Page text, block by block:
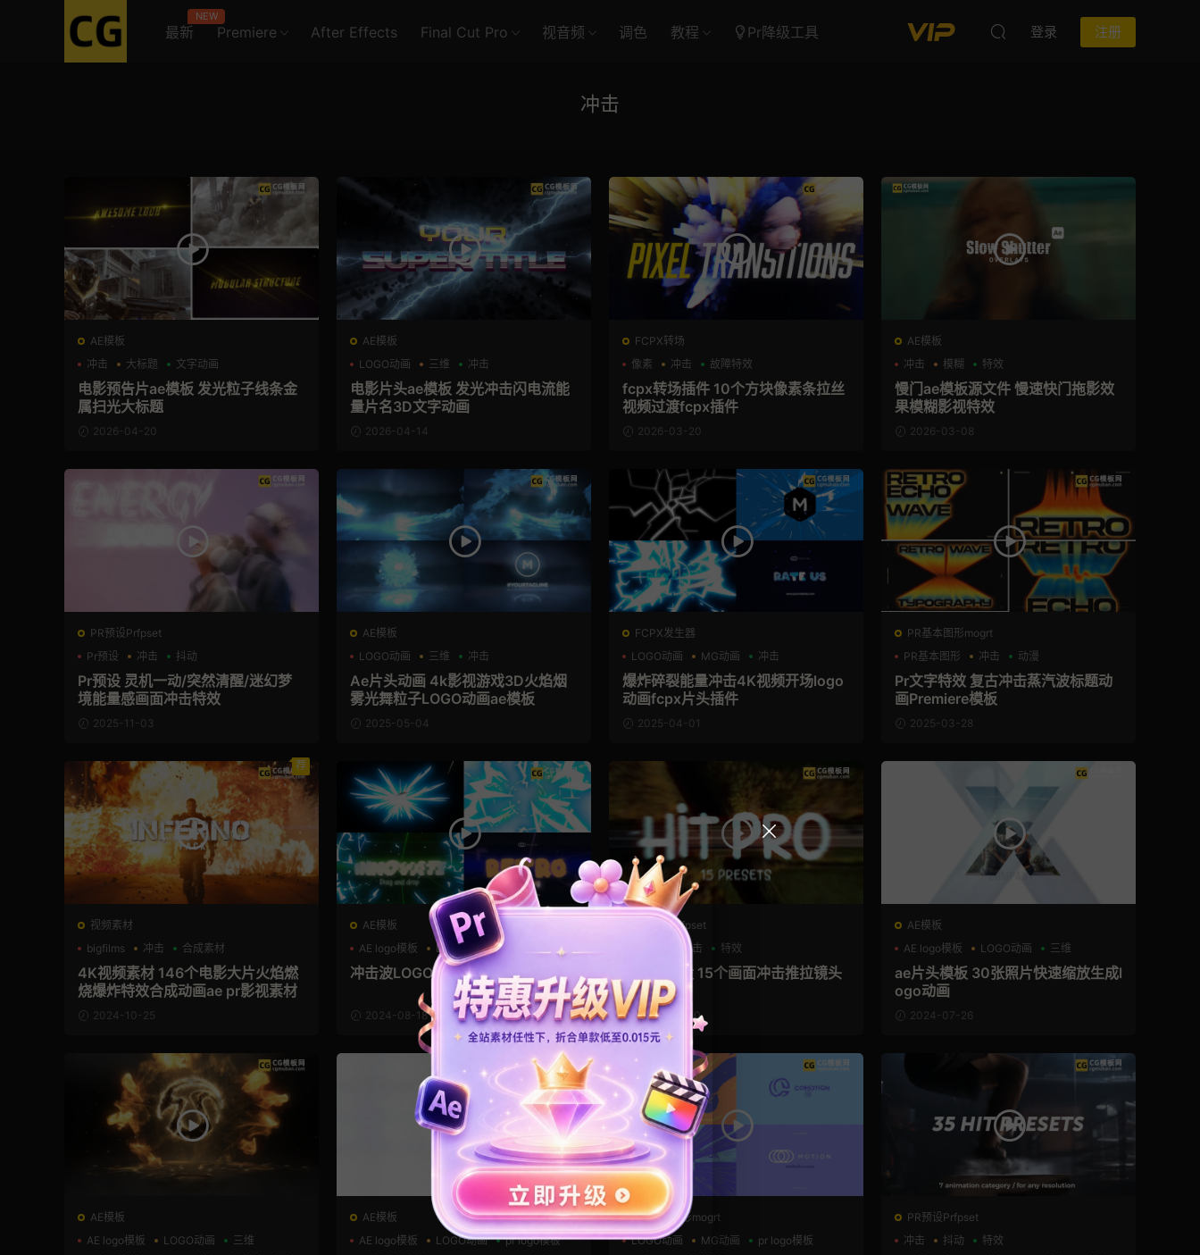
最新
NEW
Premiere After Effects Final Cut Pro 视音频 调色 教程 Pr降级工具 登录 注册
冲击
AE模板
冲击
大标题 文字动画
电影预告片ae模板 发光粒子线条金
属扫光大标题
2026-04-20
AE模板
LOGO动画
三维 冲击
电影片头ae模板 发光冲击闪电流能
量片名3D文字动画
2026-04-14
FCPX转场
像素
冲击 故障特效
fcpx转场插件 10个方块像素条拉丝
视频过渡fcpx插件
2026-03-20
AE模板
冲击
模糊 特效
慢门ae模板源文件 慢速快门拖影效
果模糊影视特效
2026-03-08
PR预设Prfpset
Pr预设
冲击 抖动
Pr预设 灵机一动/突然清醒/迷幻梦
境能量感画面冲击特效
2025-11-03
AE模板
LOGO动画
三维 冲击
Ae片头动画 4k影视游戏3D火焰烟
雾光舞粒子LOGO动画ae模板
2025-05-04
FCPX发生器
LOGO动画
MG动画 冲击
爆炸碎裂能量冲击4K视频开场logo
动画fcpx片头插件
2025-04-01
PR基本图形mogrt
PR基本图形
冲击 动漫
Pr文字特效 复古冲击蒸汽波标题动
画Premiere模板
2025-03-28
视频素材
bigfilms
冲击 合成素材
4K视频素材 146个电影大片火焰燃
烧爆炸特效合成动画ae pr影视素材
2024-10-25
荐
AE模板
AE logo模板
LOGO动画
冲击波LOGO片头动画ae模板
2024-08-18
PR预设Prfpset
冲击 特效
pr特效预设 15个画面冲击推拉镜头
缩放效果
2024-08-10
AE模板
AE logo模板
LOGO动画 三维
ae片头模板 30张照片快速缩放生成l
ogo动画
2024-07-26
AE模板
AE logo模板
LOGO动画 三维
AE模板
AE logo模板
LOGO动画 pr logo模板
PR基本图形mogrt
LOGO动画
MG动画 pr logo模板
PR预设Prfpset
冲击
抖动 特效